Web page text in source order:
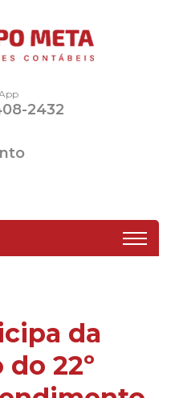
2432
da
22º